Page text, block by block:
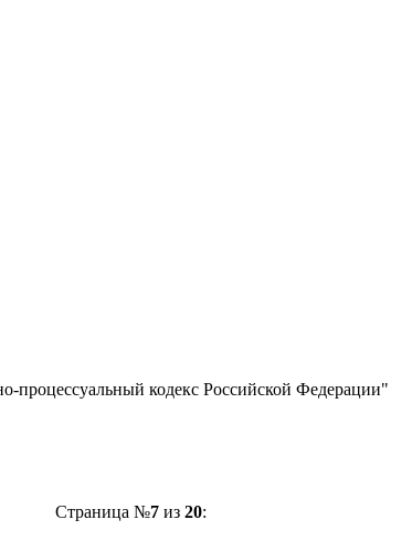
процессуальный кодекс Российской Федерации"
Страница №7из 20: